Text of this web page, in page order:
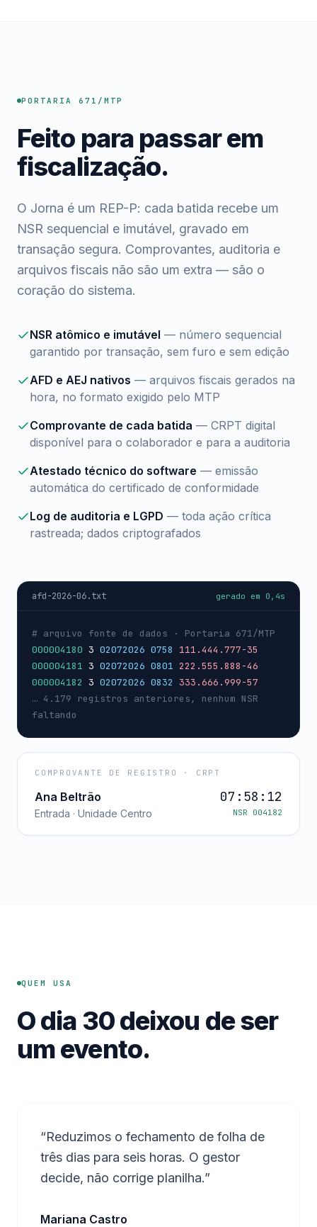
PORTARIA 671/MTP
Feito para passar em
fiscalização.
O Jorna é um REP-P: cada batida recebe um
NSR sequencial e imutável, gravado em
transação segura. Comprovantes, auditoria e
arquivos fiscais não são um extra — são o
coração do sistema.
NSR atômico e imutável — número sequencial
garantido por transação, sem furo e sem edição
AFD e AEJ nativos — arquivos fiscais gerados na
hora, no formato exigido pelo MTP
Comprovante de cada batida — CRPT digital
disponível para o colaborador e para a auditoria
Atestado técnico do software — emissão
automática do certificado de conformidade
Log de auditoria e LGPD — toda ação crítica
rastreada; dados criptografados
afd-2026-06.txt gerado em 0,4s
# arquivo fonte de dados · Portaria 671/MTP
000004180 3 02072026 0758
111.444.777-35
000004181 3 02072026 0801 222.555.888-46
000004182
3 02072026 0832
333.666.999-57
… 4.179 registros anteriores, nenhum NSR
faltando
COMPROVANTE DE REGISTRO · CRPT
Ana Beltrão
Entrada · Unidade Centro
07:58:12
NSR 004182
QUEM USA
O dia 30 deixou de ser
um evento.
“Reduzimos o fechamento de folha de
três dias para seis horas. O gestor
decide, não corrige planilha.”
Mariana Castro